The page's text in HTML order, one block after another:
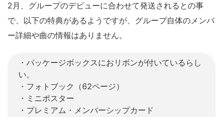
2月、グループのデビューに合わせて発送されるとの事
で、以下の特典があるようですが、グループ自体のメンバ
ー詳細や曲の情報はありません。
・パッケージボックスにおリボンが付いているらし
い。
・フォトブック（62ページ）
・ミニポスター
・プレミアム・メンバーシップカード